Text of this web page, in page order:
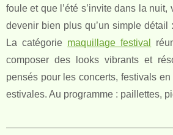
foule et que l’été s’invite dans la nuit,
devenir bien plus qu’un simple détail
La catégorie maquillage festival
composer des looks vibrants et
pensés pour les concerts, festivals
estivales. Au programme : paillettes,